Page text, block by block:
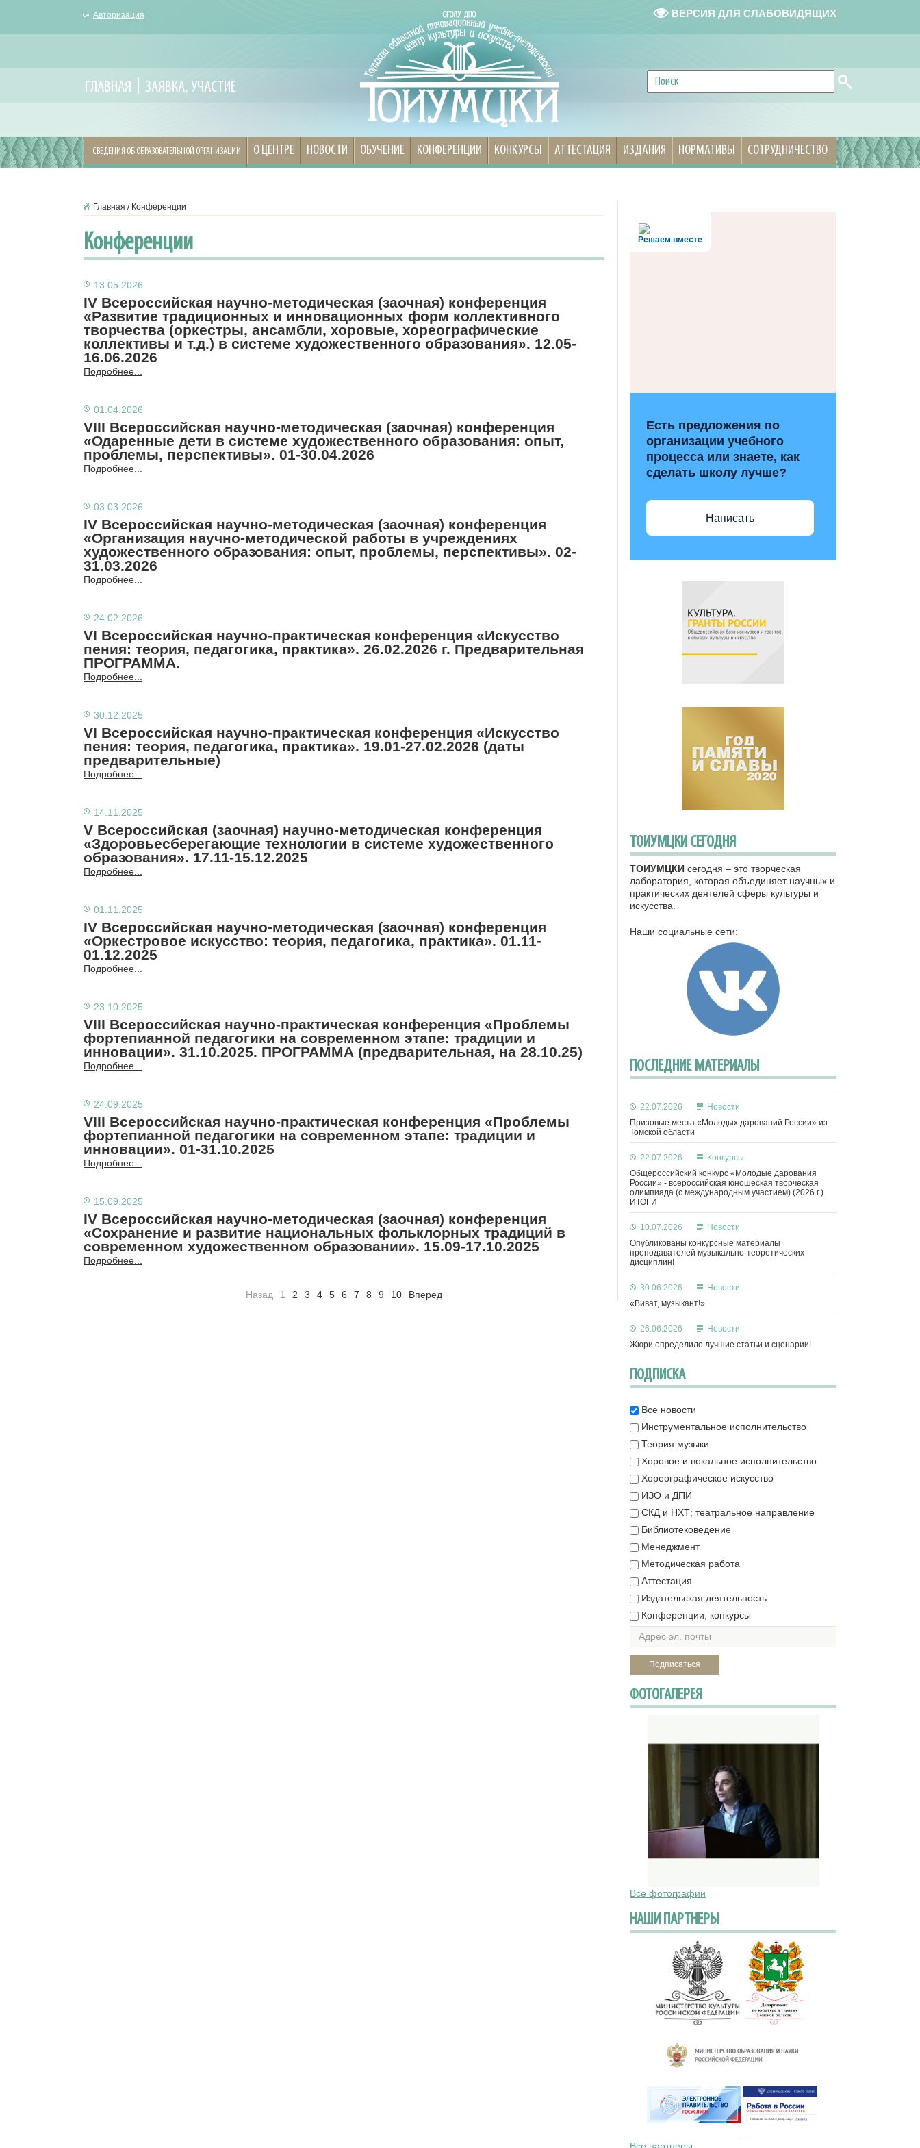
Авторизация
ГЛАВНАЯ ЗАЯВКА, УЧАСТИЕ
ВЕРСИЯ ДЛЯ СЛАБОВИДЯЩИХ
СВЕДЕНИЯ ОБ ОБРАЗОВАТЕЛЬНОЙ ОРГАНИЗАЦИИ О ЦЕНТРЕ НОВОСТИ ОБУЧЕНИЕ КОНФЕРЕНЦИИ КОНКУРСЫ АТТЕСТАЦИЯ ИЗДАНИЯ НОРМАТИВЫ СОТРУДНИЧЕСТВО
Главная / Конференции
Конференции
13.05.2026
IV Всероссийская научно-методическая (заочная) конференция
«Развитие традиционных и инновационных форм коллективного
творчества (оркестры, ансамбли, хоровые, хореографические
коллективы и т.д.) в системе художественного образования». 12.05-
16.06.2026
Подробнее...
01.04.2026
VIII Всероссийская научно-методическая (заочная) конференция
«Одаренные дети в системе художественного образования: опыт,
проблемы, перспективы». 01-30.04.2026
Подробнее...
03.03.2026
IV Всероссийская научно-методическая (заочная) конференция
«Организация научно-методической работы в учреждениях
художественного образования: опыт, проблемы, перспективы». 02-
31.03.2026
Подробнее...
24.02.2026
VI Всероссийская научно-практическая конференция «Искусство
пения: теория, педагогика, практика». 26.02.2026 г. Предварительная
ПРОГРАММА.
Подробнее...
30.12.2025
VI Всероссийская научно-практическая конференция «Искусство
пения: теория, педагогика, практика». 19.01-27.02.2026 (даты
предварительные)
Подробнее...
14.11.2025
V Всероссийская (заочная) научно-методическая конференция
«Здоровьесберегающие технологии в системе художественного
образования». 17.11-15.12.2025
Подробнее...
01.11.2025
IV Всероссийская научно-методическая (заочная) конференция
«Оркестровое искусство: теория, педагогика, практика». 01.11-
01.12.2025
Подробнее...
23.10.2025
VIII Всероссийская научно-практическая конференция «Проблемы
фортепианной педагогики на современном этапе: традиции и
инновации». 31.10.2025. ПРОГРАММА (предварительная, на 28.10.25)
Подробнее...
24.09.2025
VIII Всероссийская научно-практическая конференция «Проблемы
фортепианной педагогики на современном этапе: традиции и
инновации». 01-31.10.2025
Подробнее...
15.09.2025
IV Всероссийская научно-методическая (заочная) конференция
«Сохранение и развитие национальных фольклорных традиций в
современном художественном образовании». 15.09-17.10.2025
Подробнее...
Назад 1 2 3 4 5 6 7 8 9 10 Вперёд
Решаем вместе
Есть предложения по
организации учебного
процесса или знаете, как
сделать школу лучше?
Написать
ТОИУМЦКИ СЕГОДНЯ
ТОИУМЦКИ сегодня – это творческая
лаборатория, которая объединяет научных и
практических деятелей сферы культуры и
искусства.
Наши социальные сети:
ПОСЛЕДНИЕ МАТЕРИАЛЫ
22.07.2026
Новости
Призовые места «Молодых дарований России» из
Томской области
22.07.2026
Конкурсы
Общероссийский конкурс «Молодые дарования
России» - всероссийская юношеская творческая
олимпиада (с международным участием) (2026 г.).
ИТОГИ
10.07.2026
Новости
Опубликованы конкурсные материалы
преподавателей музыкально-теоретических
дисциплин!
30.06.2026
Новости
«Виват, музыкант!»
26.06.2026
Новости
Жюри определило лучшие статьи и сценарии!
ПОДПИСКА
Все новости
Инструментальное исполнительство
Теория музыки
Хоровое и вокальное исполнительство
Хореографическое искусство
ИЗО и ДПИ
СКД и НХТ; театральное направление
Библиотековедение
Менеджмент
Методическая работа
Аттестация
Издательская деятельность
Конференции, конкурсы
ФОТОГАЛЕРЕЯ
Все фотографии
НАШИ ПАРТНЕРЫ